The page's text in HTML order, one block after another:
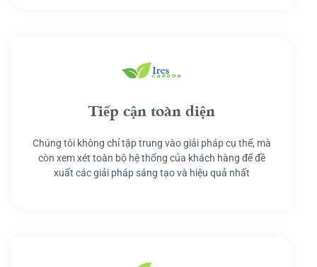
Tiếp cận toàn diện
Chúng tôi không chỉ tập trung vào giải pháp cụ thể, mà
còn xem xét toàn bộ hệ thống của khách hàng để đề
xuất các giải pháp sáng tạo và hiệu quả nhất